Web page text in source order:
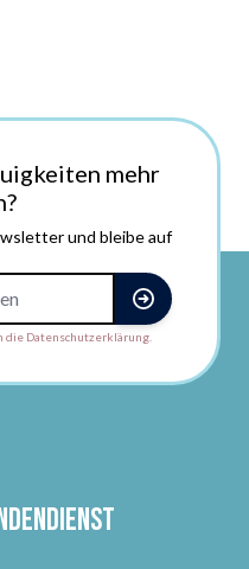
mehr
und bleibe auf
Datenschutzerklärung.